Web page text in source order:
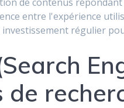
entre l'expérience
régulier
de